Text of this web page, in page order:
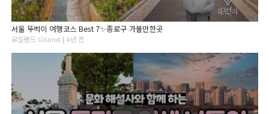
서울 뚜벅이 여행코스 Best 7✨종로구 가볼만한곳
유일랜드 Uiland | 4년 전